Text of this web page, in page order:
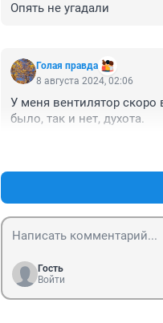
Опять не угадали
Голая правда
8 августа 2024, 02:06
У меня вентилятор скоро
было, так и нет, духота.
Гость
Войти